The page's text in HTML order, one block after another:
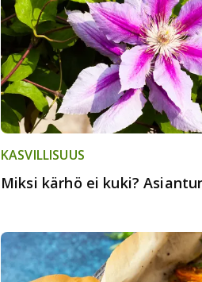
KASVILLISUUS
Miksi kärhö ei kuki?